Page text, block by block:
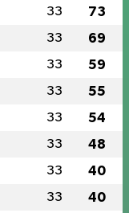
33 73
33 69
33 59
33 55
33 54
33 48
33 40
33 40